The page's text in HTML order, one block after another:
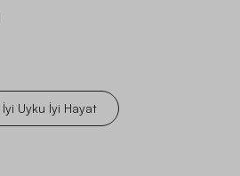
İyi Uyku İyi Hayat